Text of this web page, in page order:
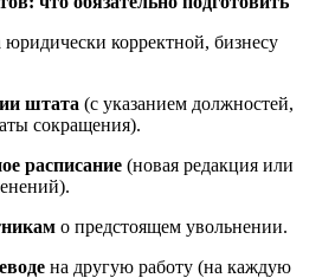
корректной, бизнесу
штата (с указанием должностей,
сокращения).
расписание (новая редакция или
о предстоящем увольнении.
на другую работу (на каждую